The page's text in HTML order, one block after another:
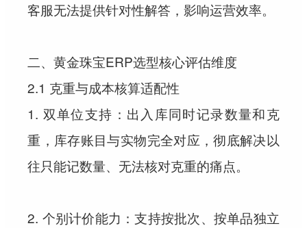
客服无法提供针对性解答，影响运营效率。
二、黄金珠宝ERP选型核心评估维度
2.1 克重与成本核算适配性
1. 双单位支持：出入库同时记录数量和克
重，库存账目与实物完全对应，彻底解决以
往只能记数量、无法核对克重的痛点。
2. 个别计价能力：支持按批次、按单品独立